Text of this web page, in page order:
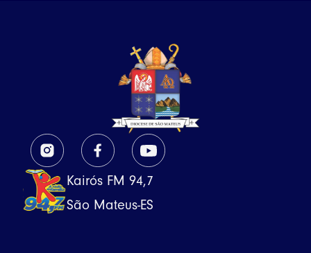
Kairós FM 94,7
São Mateus-ES